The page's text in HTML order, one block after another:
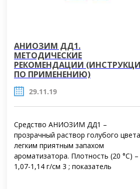
АНИОЗИМ ДД1.
МЕТОДИЧЕСКИЕ
РЕКОМЕНДАЦИИ
ПО ПРИМЕНЕНИЮ)
29.11.19
Средство АНИОЗИМ ДД1 –
прозрачный раствор голубого
легким приятным запахом
ароматизатора. Плотность (20 °С) –
1,07-1,14 г/см 3 ; показатель